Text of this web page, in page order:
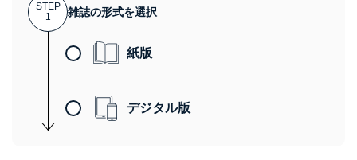
STEP
1
雑誌の形式を選択
紙版
デジタル版